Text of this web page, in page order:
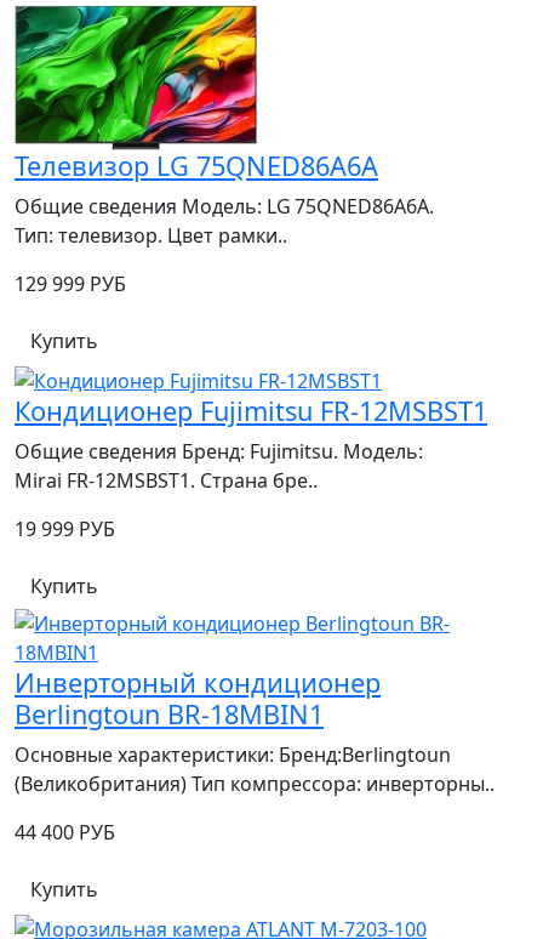
Телевизор LG 75QNED86A6A
Общие сведения Модель: LG 75QNED86A6A.
Тип: телевизор. Цвет рамки..
129 999 РУБ
Купить
Кондиционер Fujimitsu FR-12MSBST1
Общие сведения Бренд: Fujimitsu. Модель:
Mirai FR‑12MSBST1. Страна бре..
19 999 РУБ
Купить
Инверторный кондиционер
Berlingtoun BR-18MBIN1
Основные характеристики: Бренд:Berlingtoun
(Великобритания) Тип компрессора: инверторны..
44 400 РУБ
Купить